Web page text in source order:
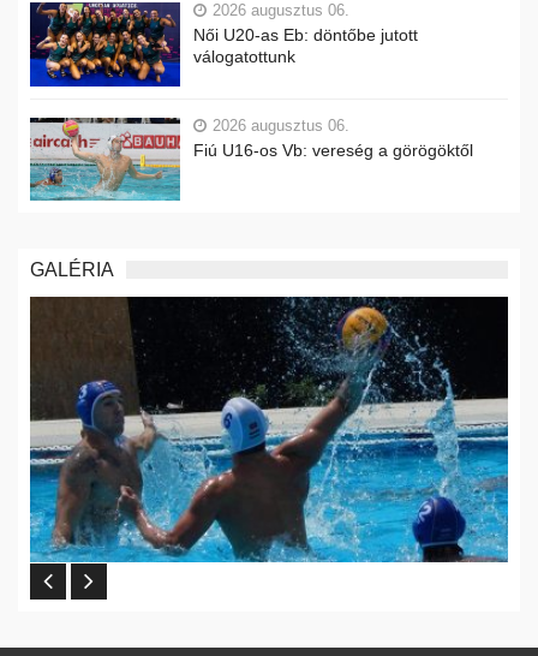
2026 augusztus 06.
Női U20-as Eb: döntőbe jutott
válogatottunk
2026 augusztus 06.
Fiú U16-os Vb: vereség a görögöktől
GALÉRIA